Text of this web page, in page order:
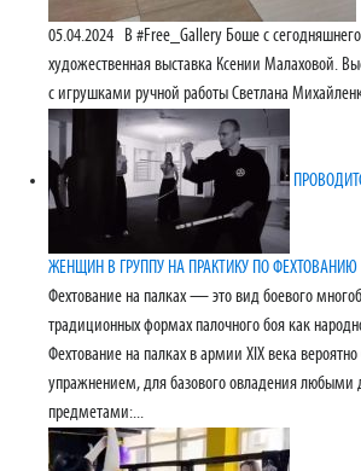
05.04.2024 В #Free_Gallery Боше с
художественная выставка Ксении Малаховой.
с игрушками ручной работы Светлана
ЖЕНЩИН В ГРУППУ НА ПРАКТИКУ ПО
Фехтование на палках — это вид боевого
традиционных формах палочного боя как
Фехтование на палках в армии XIX века
упражнением, для базового овладения
предметами:...